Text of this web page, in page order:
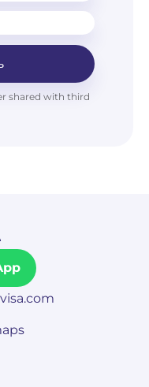
shared with third